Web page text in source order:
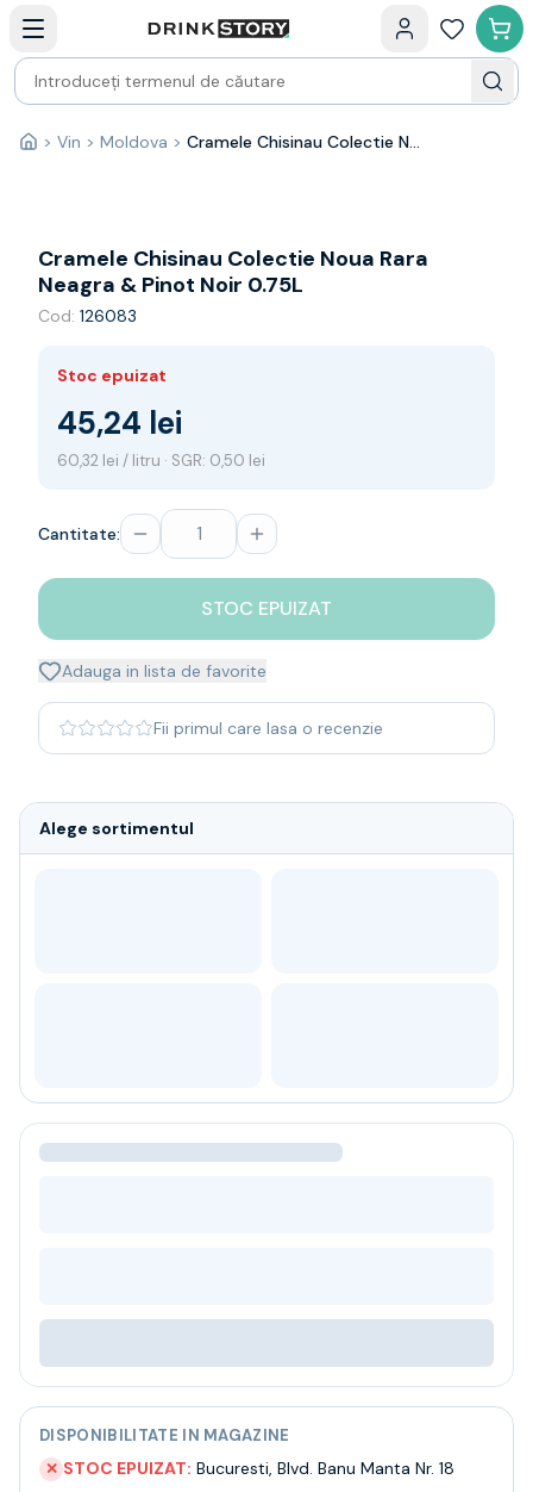
Bauturi fine — selectie
Produse Noi
Cosuri cadou
Pachete & Cadouri
Vin
Franta
Spania
Africa de Sud
Germania
Noua Zeelanda
Spumante
Sampanie
Single malt
Japanese
Bourbon
Blanded Japanese
Canadian
Rom
Vodka
Ceai
Bacanie
BLACK FRIDAY
Contact
Termeni si conditii
Politica de confidentialitate
Intrebari frecvente
Acasă
> Vin > Moldova > Cramele Chisinau Colectie Noua Rara Neagra & Pinot Noir 0.75L
Cramele Chisinau Colectie Noua Rara
Neagra & Pinot Noir 0.75L
Cod: 126083
Stoc epuizat
45,24 lei
60,32 lei / litru · SGR: 0,50 lei
Cantitate:
STOC EPUIZAT
Adauga in lista de favorite
Fii primul care lasa o recenzie
Alege sortimentul
DISPONIBILITATE IN MAGAZINE
✕ STOC EPUIZAT: Bucuresti, Blvd. Banu Manta Nr. 18